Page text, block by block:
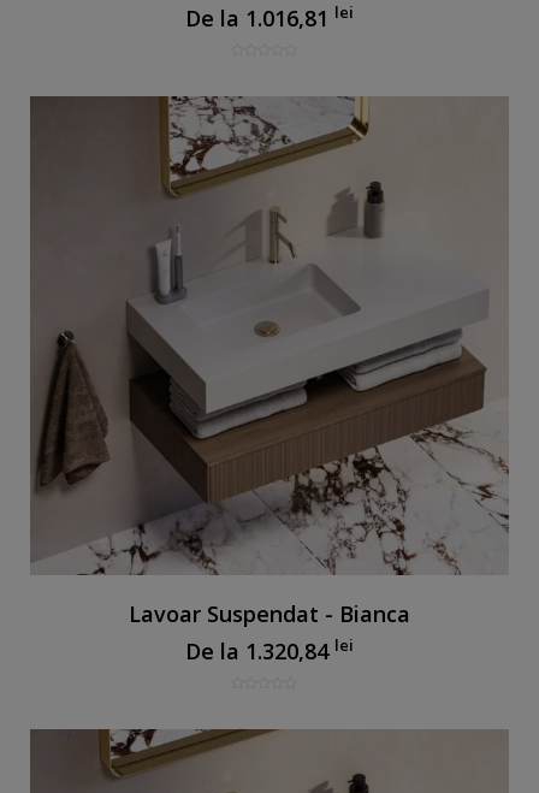
De la 1.016,81 lei
Lavoar Suspendat - Bianca
De la 1.320,84 lei